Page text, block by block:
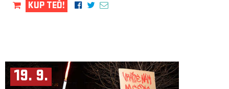
KUP TEĎ!
19. 9.